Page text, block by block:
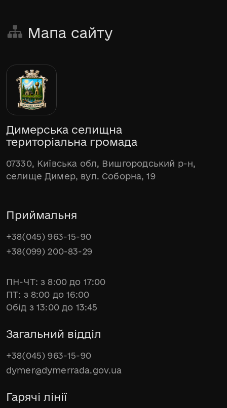
Мапа сайту
Димерська селищна
територіальна громада
07330, Київська обл, Вишгородський р-н,
селище Димер, вул. Соборна, 19
Приймальня
+38(045) 963-15-90
+38(099) 200-83-29
ПН-ЧТ: з 8:00 до 17:00
ПТ: з 8:00 до 16:00
Обід з 13:00 до 13:45
Загальний відділ
+38(045) 963-15-90
dymer@dymerrada.gov.ua
Гарячі лінії